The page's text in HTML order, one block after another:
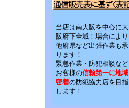
当店は南大阪を中心に大
阪府下全域！場合により
他府県など出張作業も承
ります！
緊急作業・防犯相談など
お客様の信頼第一に地域
密着の防犯協力店を目指
します！